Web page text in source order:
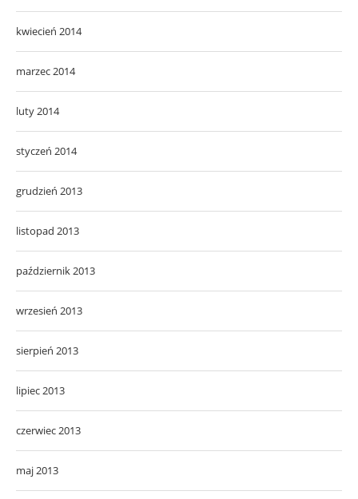
kwiecień 2014
marzec 2014
luty 2014
styczeń 2014
grudzień 2013
listopad 2013
październik 2013
wrzesień 2013
sierpień 2013
lipiec 2013
czerwiec 2013
maj 2013